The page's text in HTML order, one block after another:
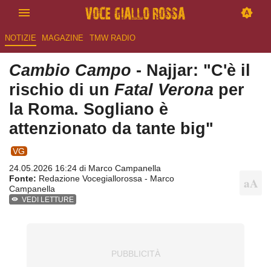
NOTIZIE MAGAZINE TMW RADIO
Cambio Campo - Najjar: "C'è il
rischio di un Fatal Verona per
la Roma. Sogliano è
attenzionato da tante big"
VG
24.05.2026 16:24 di Marco Campanella
Fonte: Redazione Vocegiallorossa - Marco
Campanella
VEDI LETTURE